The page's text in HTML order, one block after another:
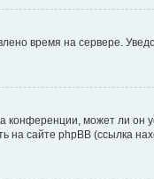
время на сервере.
конференции, может ли он
на сайте phpBB (ссылка